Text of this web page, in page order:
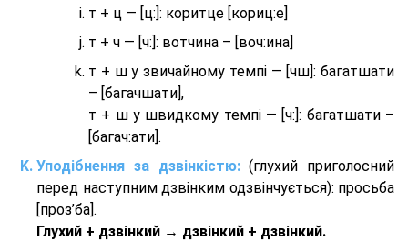
т + ц — [ц:]: коритце [кориц:е]
т + ч — [ч:]: вотчина – [вoч:ина]
т + ш у звичайному темпі — [чш]: багатшати
– [багачшати],
т + ш у швидкому темпі — [ч:]: багатшати –
[багач:ати].
Уподібнення за дзвінкістю:(глухий приголосний
перед наступним дзвінким одзвінчується): просьба
[проз’ба].
Глухий + дзвінкий → дзвінкий + дзвінкий.